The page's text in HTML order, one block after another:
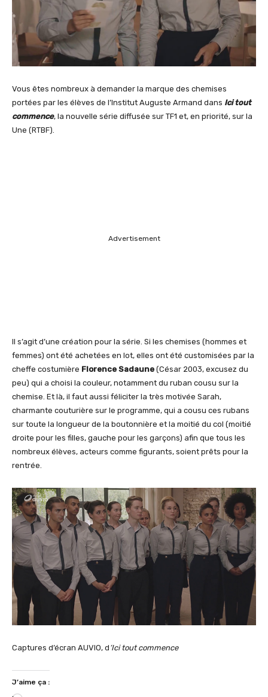
Vous êtes nombreux à demander la marque des chemises
portées par les élèves de l’Institut Auguste Armand dans Ici tout
commence, la nouvelle série diffusée sur TF1 et, en priorité, sur la
Une (RTBF).
Advertisement
Il s’agit d’une création pour la série. Si les chemises (hommes et
femmes) ont été achetées en lot, elles ont été customisées par la
cheffe costumière Florence Sadaune (César 2003, excusez du
peu) qui a choisi la couleur, notamment du ruban cousu sur la
chemise. Et là, il faut aussi féliciter la très motivée Sarah,
charmante couturière sur le programme, qui a cousu ces rubans
sur toute la longueur de la boutonnière et la moitié du col (moitié
droite pour les filles, gauche pour les garçons) afin que tous les
nombreux élèves, acteurs comme figurants, soient prêts pour la
rentrée.
Captures d’écran AUVIO, d ‘Ici tout commence
J’aime ça :